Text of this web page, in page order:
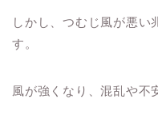
しかし、つむじ風が悪い
す。
風が強くなり、混乱や不